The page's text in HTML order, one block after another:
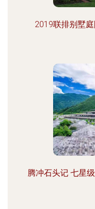
2019联排别墅
腾冲石头记 七星